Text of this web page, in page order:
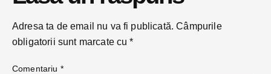
Adresa ta de email nu va fi publicată. Câmpurile
obligatorii sunt marcate cu*
Comentariu *